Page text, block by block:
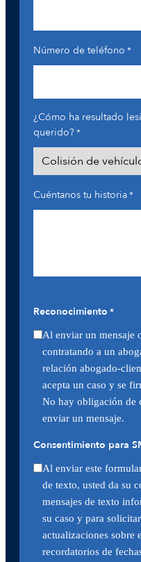
Número de teléfono *
¿Cómo ha resultado
querido?*
Cuéntanos tu historia*
Reconocimiento *
Al enviar un mensaje
contratando a un
relación abogado-
acepta un caso y se
No hay obligación de
enviar un mensaje.
Consentimiento para
Al enviar este
de texto, usted da su
mensajes de texto
su caso y para
actualizaciones sobre
recordatorios de